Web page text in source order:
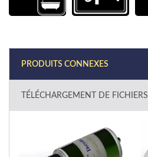
PRODUITS CONNEXES
TÉLÉCHARGEMENT DE FICHIERS